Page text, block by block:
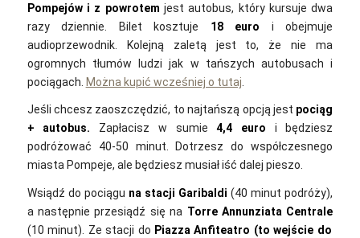
Pompejów i z powrotem jest autobus, który kursuje dwa
razy dziennie. Bilet kosztuje 18 euro i obejmuje
audioprzewodnik. Kolejną zaletą jest to, że nie ma
ogromnych tłumów ludzi jak w tańszych autobusach i
pociągach. Można kupić wcześniej o tutaj
Jeśli chcesz zaoszczędzić, to najtańszą opcją jest pociąg
+ autobus. Zapłacisz w sumie4,4 euro i będziesz
podróżować 40-50 minut. Dotrzesz do współczesnego
miasta Pompeje, ale będziesz musiał iść dalej pieszo.
Wsiądź do pociągu na stacji Garibaldi (40 minut podróży),
a następnie przesiądź się na Torre Annunziata Centrale
(10 minut). Ze stacji do Piazza Anfiteatro (to wejście do